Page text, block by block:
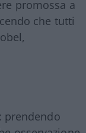
promossa a
che tutti
prendendo